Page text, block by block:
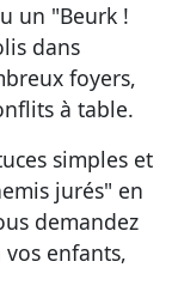
un "Beurk !
dans
foyers,
à table.
simples et
jurés" en
demandez
enfants,